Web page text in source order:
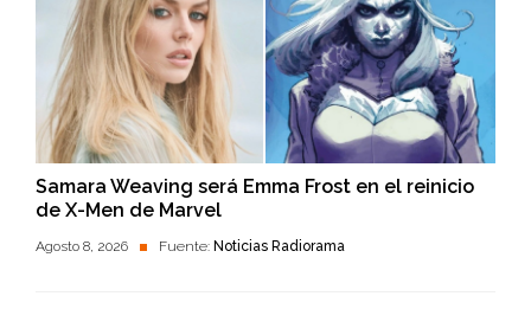
Samara Weaving será Emma Frost en el reinicio
de X-Men de Marvel
Agosto 8, 2026 Fuente: Noticias Radiorama